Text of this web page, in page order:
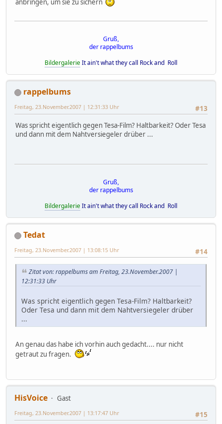
anbringen, um sie zu sichern
Gruß,
der rappelbums
BildergalerieIt ain't what they call Rock and Roll
rappelbums
#13
Freitag, 23.November.2007 | 12:31:33 Uhr
Was spricht eigentlich gegen Tesa-Film? Haltbarkeit? Oder Tesa
und dann mit dem Nahtversiegeler drüber ...
Gruß,
der rappelbums
BildergalerieIt ain't what they call Rock and Roll
Tedat
#14
Freitag, 23.November.2007 | 13:08:15 Uhr
Zitat von: rappelbums am Freitag, 23.November.2007 |
12:31:33 Uhr
Was spricht eigentlich gegen Tesa-Film? Haltbarkeit?
Oder Tesa und dann mit dem Nahtversiegeler drüber
...
An genau das habe ich vorhin auch gedacht.... nur nicht
getraut zu fragen.
HisVoice
Gast
#15
Freitag, 23.November.2007 | 13:17:47 Uhr